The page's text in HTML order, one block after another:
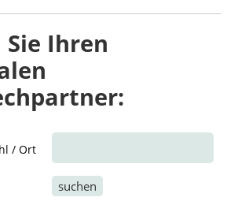
Sie Ihren
/ Ort